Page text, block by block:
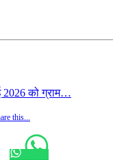
2026 को ग्राम…
this...